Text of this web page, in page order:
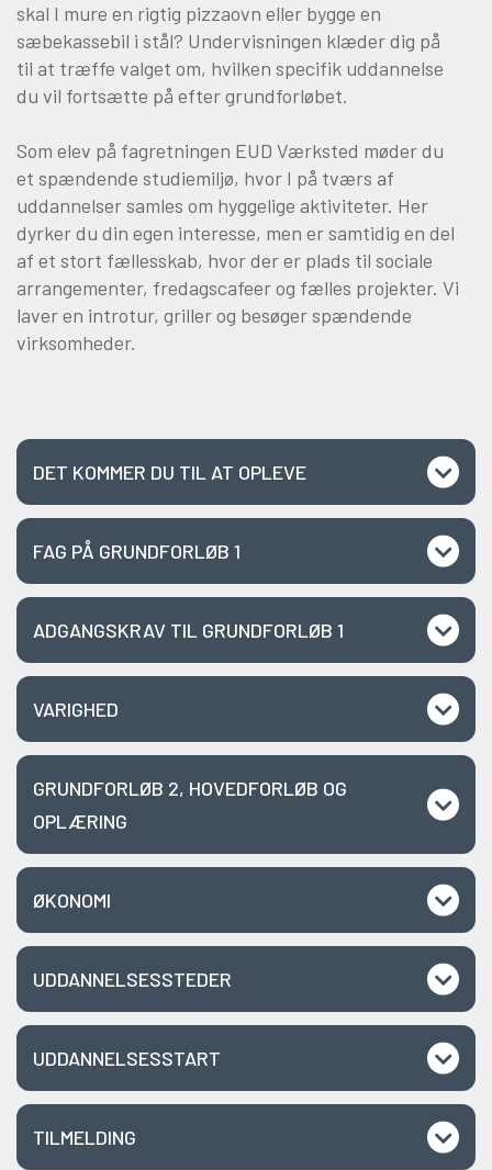
Job på Viden Djurs
Kvalitet
Brochurereol
Oplæsning af tekst
skal I mure en rigtig pizzaovn eller bygge en
sæbekassebil i stål? Undervisningen klæder dig på
til at træffe valget om, hvilken specifik uddannelse
du vil fortsætte på efter grundforløbet.
Som elev på fagretningen EUD Værksted møder du
et spændende studiemiljø, hvor I på tværs af
uddannelser samles om hyggelige aktiviteter. Her
dyrker du din egen interesse, men er samtidig en del
af et stort fællesskab, hvor der er plads til sociale
arrangementer, fredagscafeer og fælles projekter. Vi
laver en introtur, griller og besøger spændende
virksomheder.
DET KOMMER DU TIL AT OPLEVE
FAG PÅ GRUNDFORLØB 1
ADGANGSKRAV TIL GRUNDFORLØB 1
VARIGHED
GRUNDFORLØB 2, HOVEDFORLØB OG
OPLÆRING
ØKONOMI
UDDANNELSESSTEDER
UDDANNELSESSTART
TILMELDING